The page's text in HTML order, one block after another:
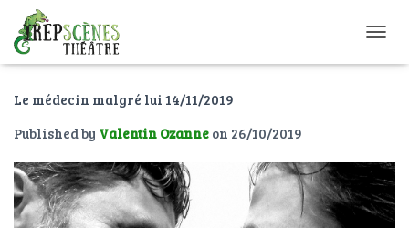
U
F
E
R
M
Le médecin malgré lui 14/11/2019
Published by Valentin Ozanne on 26/10/2019